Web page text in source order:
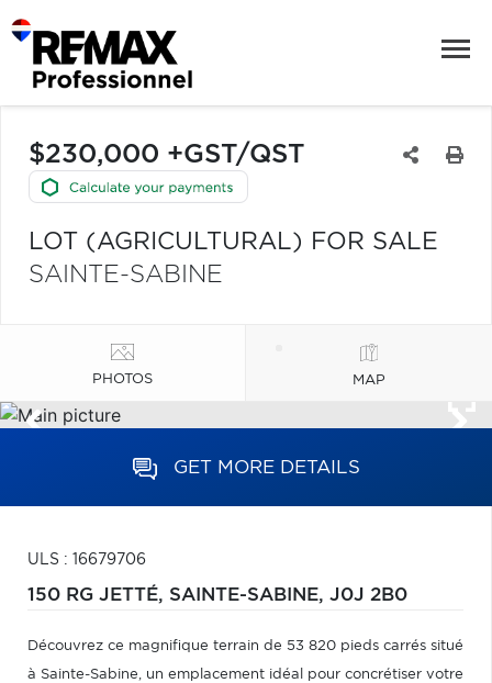
$230,000 +GST/QST
LOT (AGRICULTURAL) FOR SALE
SAINTE-SABINE
PHOTOS MAP
GET MORE DETAILS
ULS : 16679706
150 RG JETTÉ, SAINTE-SABINE, J0J 2B0
Découvrez ce magnifique terrain de 53 820 pieds carrés situé
à Sainte-Sabine, un emplacement idéal pour concrétiser votre